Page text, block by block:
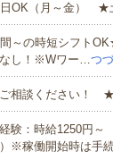
日OK（月～金） ★
～の時短シフト
し！※Wワー…つ
相談ください！
験：時給1250円
※稼働開始時は手